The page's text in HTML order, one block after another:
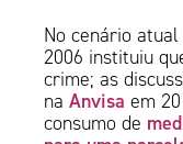
No cenário
2006 instituiu
crime; as
naAnvisa em
consumo de